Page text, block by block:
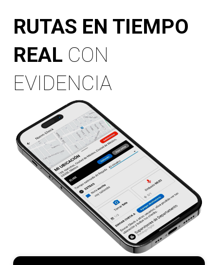
RUTAS EN TIEMPO
REAL CON
EVIDENCIA